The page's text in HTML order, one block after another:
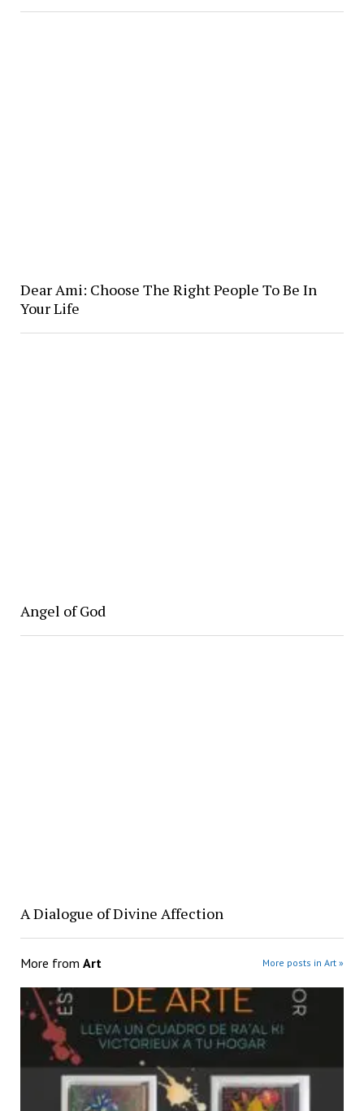
Dear Ami: Choose The Right People To Be In
Your Life
Angel of God
A Dialogue of Divine Affection
More from Art More posts in Art »